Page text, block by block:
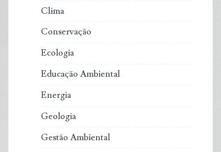
Clima
Conservação
Ecologia
Educação Ambiental
Energia
Geologia
Gestão Ambiental